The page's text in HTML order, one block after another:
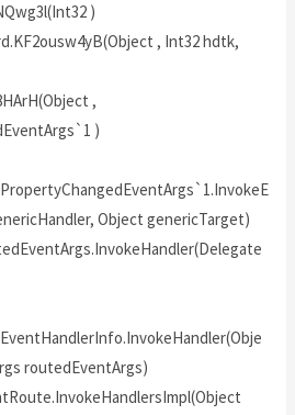
)
, Int32 hdtk,
,
)
Object genericTarget)
routedEventArgs)